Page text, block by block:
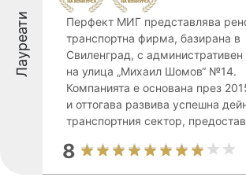
Лауреати
Перфект МИГ представлява
транспортна фирма, базирана в
Свиленград, с административен
на улица „Михаил Шомов“ №14.
Компанията е основана през
и оттогава развива успешна
транспортния сектор,
8